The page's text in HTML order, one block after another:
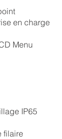
en charge
Menu
IP65
filaire